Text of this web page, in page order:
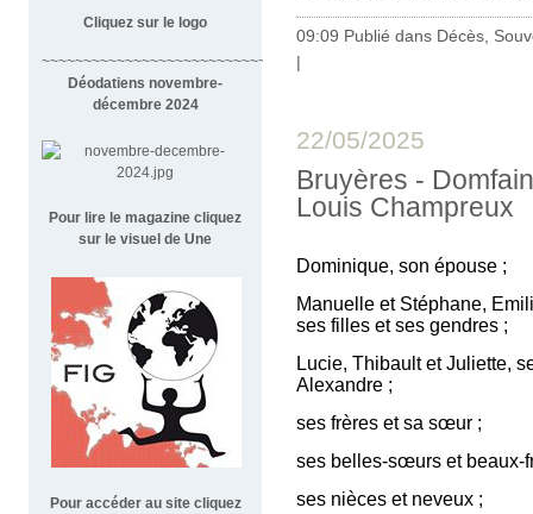
Cliquez sur le logo
~~~~~~~~~~~~~~~~~~~~~~~~~~~~~~~~~~~~
Déodatiens novembre-
décembre 2024
Pour lire le magazine cliquez
sur le visuel de Une
Pour accéder au site cliquez
09:09 Publié dans Décès,
|
22/05/2025
Bruyères -
Louis Champreux
Dominique, son épouse ;
Manuelle et Stéphane,
ses filles et ses gendres ;
Lucie, Thibault et Juliette,
Alexandre ;
ses frères et sa sœur ;
ses belles-sœurs et beaux-
ses nièces et neveux ;